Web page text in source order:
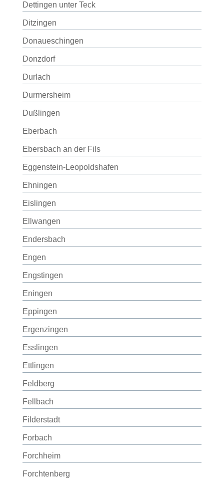
Dettingen unter Teck
Ditzingen
Donaueschingen
Donzdorf
Durlach
Durmersheim
Dußlingen
Eberbach
Ebersbach an der Fils
Eggenstein-Leopoldshafen
Ehningen
Eislingen
Ellwangen
Endersbach
Engen
Engstingen
Eningen
Eppingen
Ergenzingen
Esslingen
Ettlingen
Feldberg
Fellbach
Filderstadt
Forbach
Forchheim
Forchtenberg